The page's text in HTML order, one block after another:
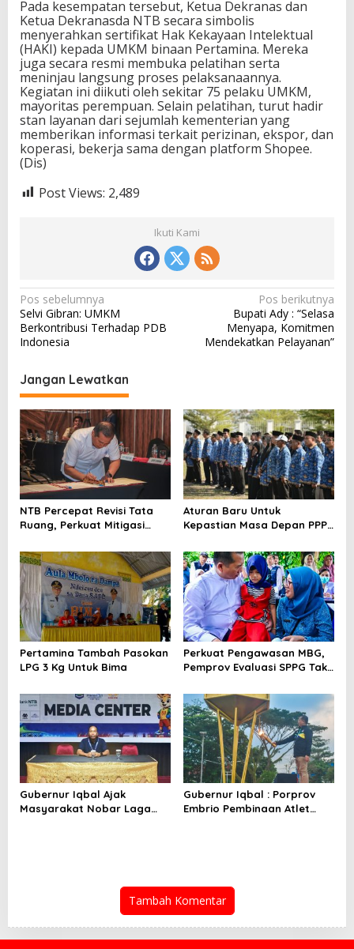
Pada kesempatan tersebut, Ketua Dekranas dan
Ketua Dekranasda NTB secara simbolis
menyerahkan sertifikat Hak Kekayaan Intelektual
(HAKI) kepada UMKM binaan Pertamina. Mereka
juga secara resmi membuka pelatihan serta
meninjau langsung proses pelaksanaannya.
Kegiatan ini diikuti oleh sekitar 75 pelaku UMKM,
mayoritas perempuan. Selain pelatihan, turut hadir
stan layanan dari sejumlah kementerian yang
memberikan informasi terkait perizinan, ekspor, dan
koperasi, bekerja sama dengan platform Shopee.
(Dis)
Post Views: 2,489
Ikuti Kami
N
a
v
g
a
s
i
p
o
s
Pos sebelumnya
Selvi Gibran: UMKM
Berkontribusi Terhadap PDB
Indonesia
Pos berikutnya
Bupati Ady : “Selasa
Menyapa, Komitmen
Mendekatkan Pelayanan”
Jangan Lewatkan
NTB Percepat Revisi Tata
Ruang, Perkuat Mitigasi
Aturan Baru Untuk
Kepastian Masa Depan PPPK
Pertamina Tambah Pasokan
LPG 3 Kg Untuk Bima
Perkuat Pengawasan MBG,
Pemprov Evaluasi SPPG Tak
Gubernur Iqbal Ajak
Masyarakat Nobar Laga
Gubernur Iqbal : Porprov
Embrio Pembinaan Atlet
Tambah Komentar